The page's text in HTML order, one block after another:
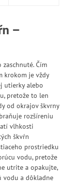
–
Čím
krokom je vždy
utierky alebo
pretože to len
od okrajov škvrny
rozšíreniu
vlhkosti
škvŕn
prostriedku
vodu, pretože
utrite a opakujte,
vodu a dôkladne